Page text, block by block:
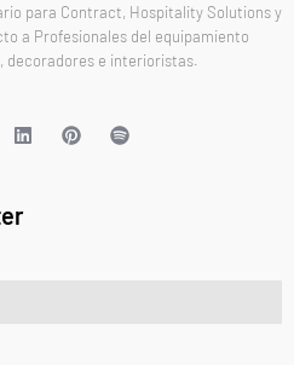
para Contract, Hospitality Solutions y
a Profesionales del equipamiento
decoradores e interioristas.